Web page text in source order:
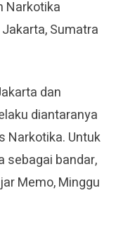
Narkotika
Sumatra
dan
diantaranya
Narkotika. Untuk
sebagai bandar,
Memo, Minggu